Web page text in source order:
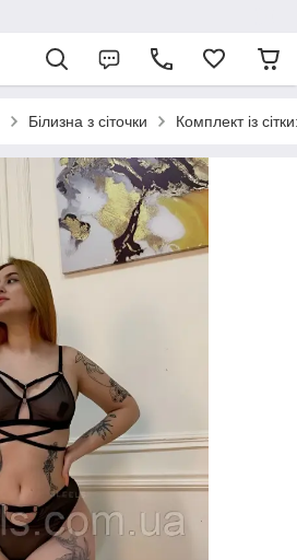
Білизна з сіточки Комплект із